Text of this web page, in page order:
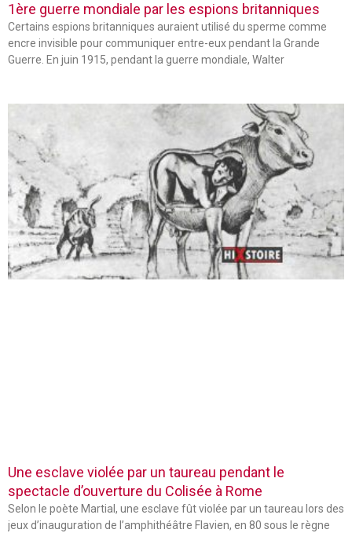
1ère guerre mondiale par les espions britanniques
Certains espions britanniques auraient utilisé du sperme comme
encre invisible pour communiquer entre-eux pendant la Grande
Guerre. En juin 1915, pendant la guerre mondiale, Walter
Une esclave violée par un taureau pendant le
spectacle d’ouverture du Colisée à Rome
Selon le poète Martial, une esclave fût violée par un taureau lors des
jeux d’inauguration de l’amphithéâtre Flavien, en 80 sous le règne